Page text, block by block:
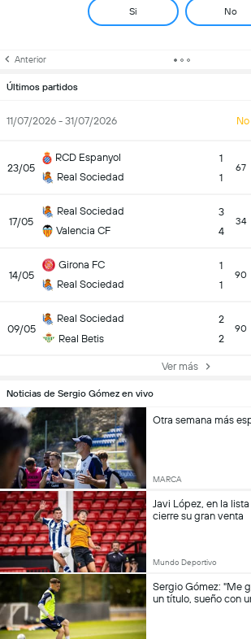
Si No
Anterior
Últimos partidos
11/07/2026 - 31/07/2026
23/05
RCD Espanyol
Real Sociedad
1
1
67
17/05
Real Sociedad
Valencia CF
3
4
34
14/05
Girona FC
Real Sociedad
1
1
90
09/05
Real Sociedad
Real Betis
2
2
90
Ver más
Noticias de Sergio Gómez en vivo
Otra semana más
MARCA
Javi López, en la
cierre su gran venta
Mundo Deportivo
Sergio Gómez: "Me
un título, sueño con